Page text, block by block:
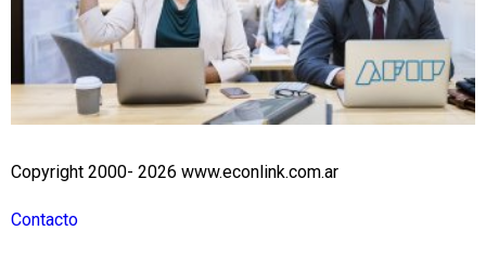
Copyright 2000- 2026 www.econlink.com.ar
Contacto